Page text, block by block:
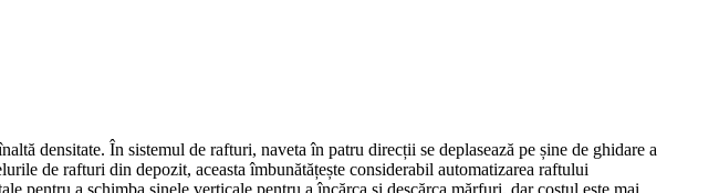
densitate. În sistemul de rafturi, naveta în patru direcții se deplasează pe șine de ghidare a
de rafturi din depozit, aceasta îmbunătățește considerabil automatizarea raftului